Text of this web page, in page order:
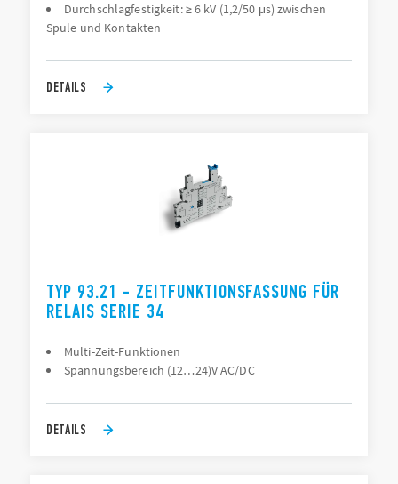
Durchschlagfestigkeit: ≥ 6 kV (1,2/50 μs) zwischen
Spule und Kontakten
DETAILS
TYP 93.21 - ZEITFUNKTIONSFASSUNG FÜR
RELAIS SERIE 34
Multi-Zeit-Funktionen
Spannungsbereich (12…24)V AC/DC
DETAILS